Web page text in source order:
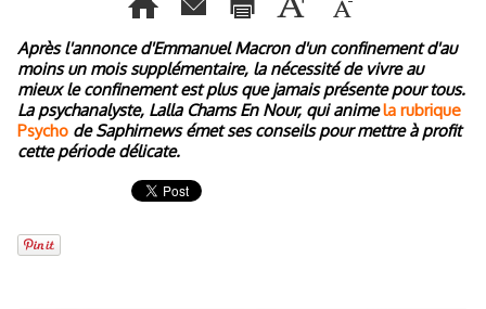
Après l'annonce d'Emmanuel Macron d'un confinement d'au
moins un mois supplémentaire, la nécessité de vivre au
mieux le confinement est plus que jamais présente pour tous.
La psychanalyste, Lalla Chams En Nour, qui animela rubrique
Psycho de Saphirnews émet ses conseils pour mettre à profit
cette période délicate.